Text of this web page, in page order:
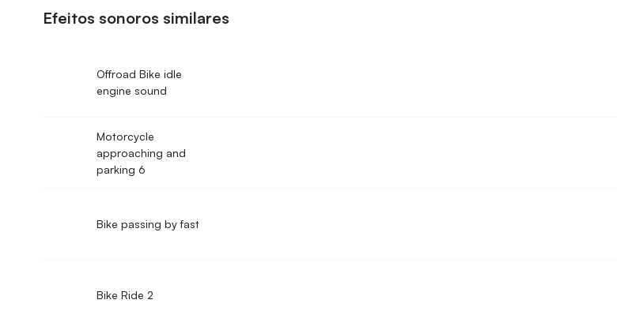
Efeitos sonoros similares
Offroad Bike idle
engine sound
Motorcycle
approaching and
parking 6
Bike passing by fast
Bike Ride 2